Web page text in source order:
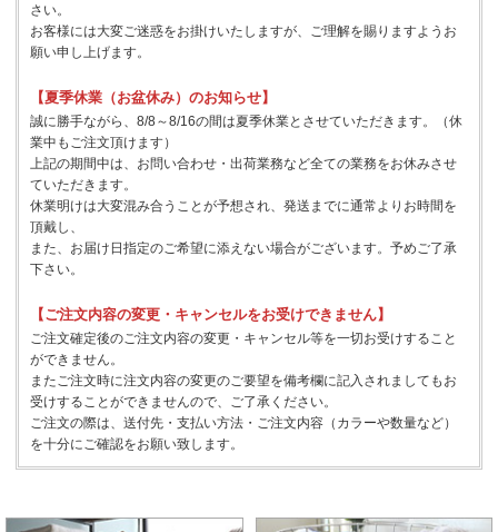
さい。
お客様には大変ご迷惑をお掛けいたしますが、ご理解を賜りますようお
願い申し上げます。
【夏季休業（お盆休み）のお知らせ】
誠に勝手ながら、8/8～8/16の間は夏季休業とさせていただきます。（休
業中もご注文頂けます）
上記の期間中は、お問い合わせ・出荷業務など全ての業務をお休みさせ
ていただきます。
休業明けは大変混み合うことが予想され、発送までに通常よりお時間を
頂戴し、
また、お届け日指定のご希望に添えない場合がございます。予めご了承
下さい。
【ご注文内容の変更・キャンセルをお受けできません】
ご注文確定後のご注文内容の変更・キャンセル等を一切お受けすること
ができません。
またご注文時に注文内容の変更のご要望を備考欄に記入されましてもお
受けすることができませんので、ご了承ください。
ご注文の際は、送付先・支払い方法・ご注文内容（カラーや数量など）
を十分にご確認をお願い致します。